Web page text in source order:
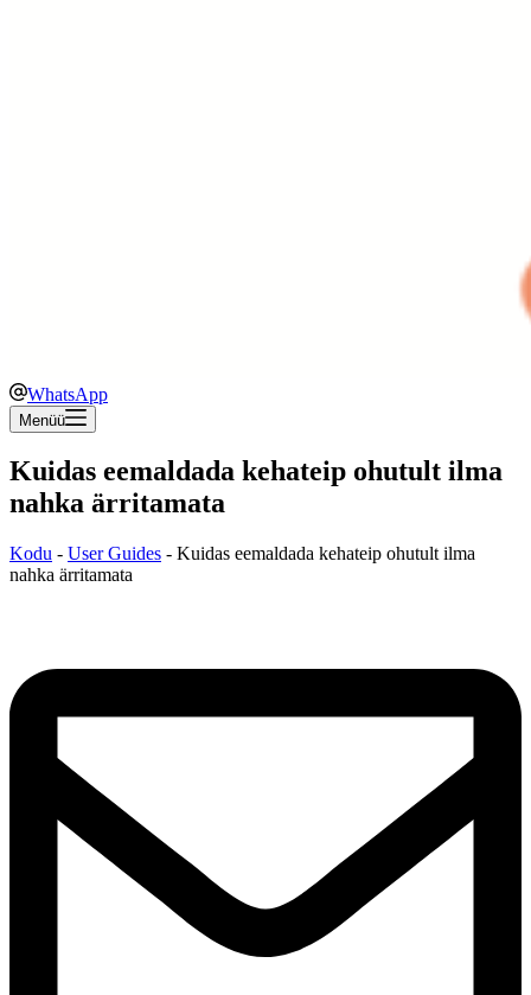
WhatsApp
Menüü
Kuidas eemaldada kehateip ohutult ilma
nahka ärritamata
Kodu - User Guides - Kuidas eemaldada kehateip ohutult ilma
nahka ärritamata